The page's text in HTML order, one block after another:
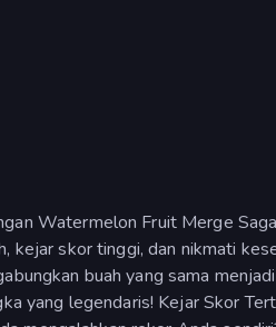
Watermelon Fruit Merge
kejar skor tinggi, dan nikmati
buah yang sama
yang legendaris! Kejar Skor